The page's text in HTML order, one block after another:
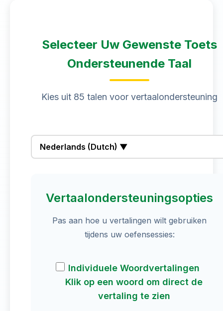
Selecteer Uw Gewenste Toets
Ondersteunende Taal
Kies uit 85 talen voor vertaalondersteuning
Nederlands (Dutch) ▼
Vertaalondersteuningsopties
Pas aan hoe u vertalingen wilt gebruiken
tijdens uw oefensessies:
Individuele Woordvertalingen
Klik op een woord om direct de
vertaling te zien